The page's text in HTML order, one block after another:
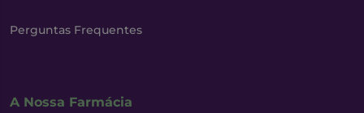
Perguntas Frequentes
A Nossa Farmácia